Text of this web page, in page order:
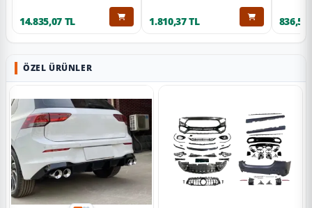
14.835,07 TL 1.810,37 TL 836,51
ÖZEL ÜRÜNLER